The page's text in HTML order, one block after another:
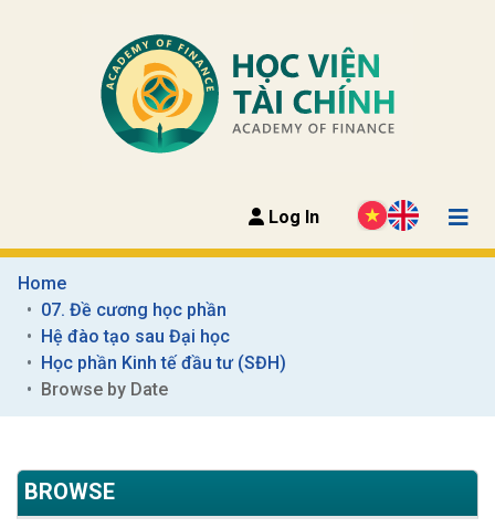
Log In
Home
07. Đề cương học phần
Hệ đào tạo sau Đại học
Học phần Kinh tế đầu tư (SĐH)
Browse by Date
BROWSE